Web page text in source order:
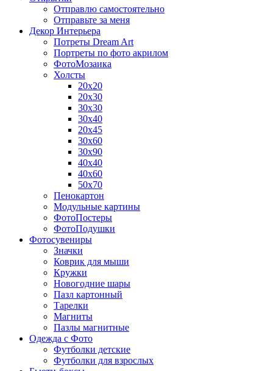
Отправлю самостоятельно
Отправьте за меня
Декор Интерьера
Потреты Dream Art
Портреты по фото акрилом
ФотоМозаика
Холсты
20х20
20х30
30х30
30х40
20х45
30х60
30х90
40х40
40х60
50х70
Пенокартон
Модульные картины
ФотоПостеры
ФотоПодушки
Фотоcувениры
Значки
Коврик для мыши
Кружки
Новогодние шары
Пазл картонный
Тарелки
Магниты
Пазлы магнитные
Одежда с Фото
Футболки детские
Футболки для взрослых